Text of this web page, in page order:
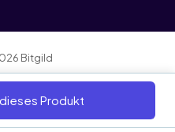
Bitgild
Datenschutz Cookies
Produkt